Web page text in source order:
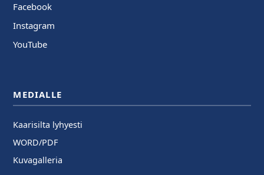
Facebook
Instagram
YouTube
MEDIALLE
Kaarisilta lyhyesti
WORD/PDF
Kuvagalleria